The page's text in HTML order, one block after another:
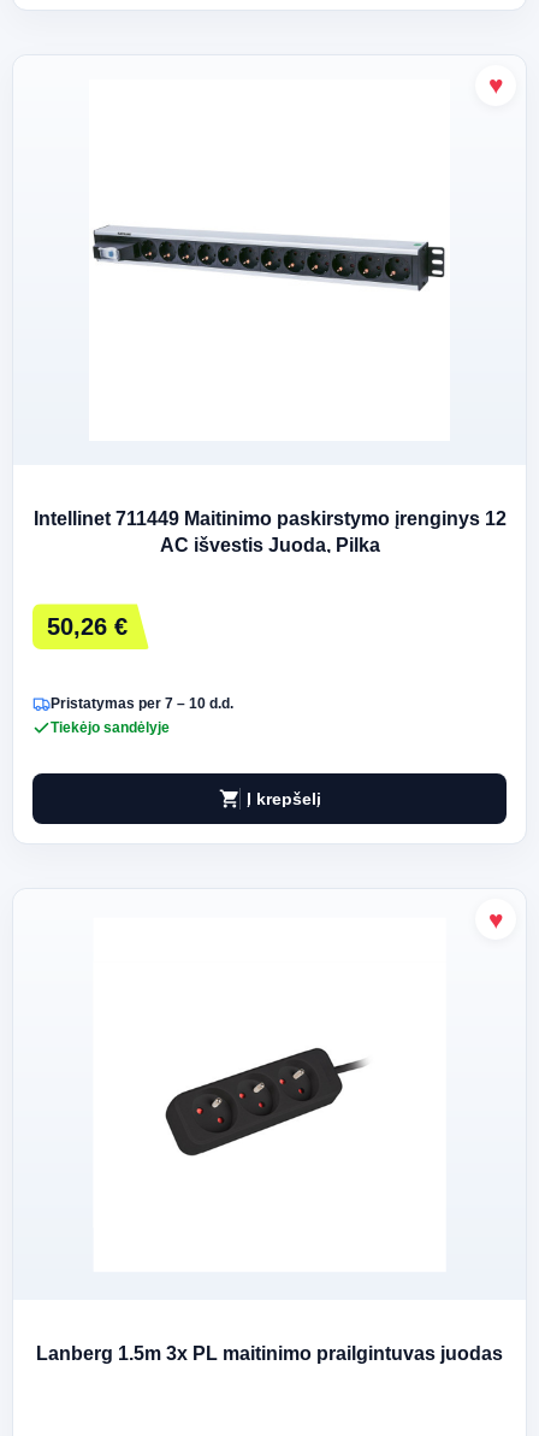
Intellinet 711449 Maitinimo paskirstymo įrenginys 12
AC išvestis Juoda, Pilka
50,26 €
Pristatymas per 7 – 10 d.d.
Tiekėjo sandėlyje
shopping_cart Į krepšelį
Lanberg 1.5m 3x PL maitinimo prailgintuvas juodas